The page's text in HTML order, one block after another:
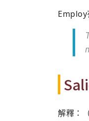
Employ
解釋：